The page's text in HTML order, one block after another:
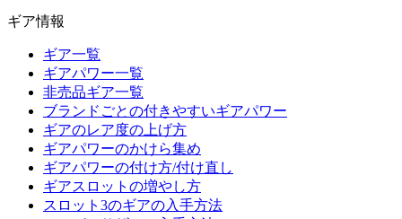
ギア情報
ギア一覧
ギアパワー一覧
非売品ギア一覧
ブランドごとの付きやすいギアパワー
ギアのレア度の上げ方
ギアパワーのかけら集め
ギアパワーの付け方/付け直し
ギアスロットの増やし方
スロット3のギアの入手方法